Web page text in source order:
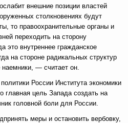
внешние позиции властей
столкновениях будут
то правоохранительные органы и
переходить на сторону
это внутреннее гражданское
на стороне радикальных структур
наемники, — считает он.
России Института экономики
цель Запада создать на
головной боли для России.
меры и остановить вербовку,